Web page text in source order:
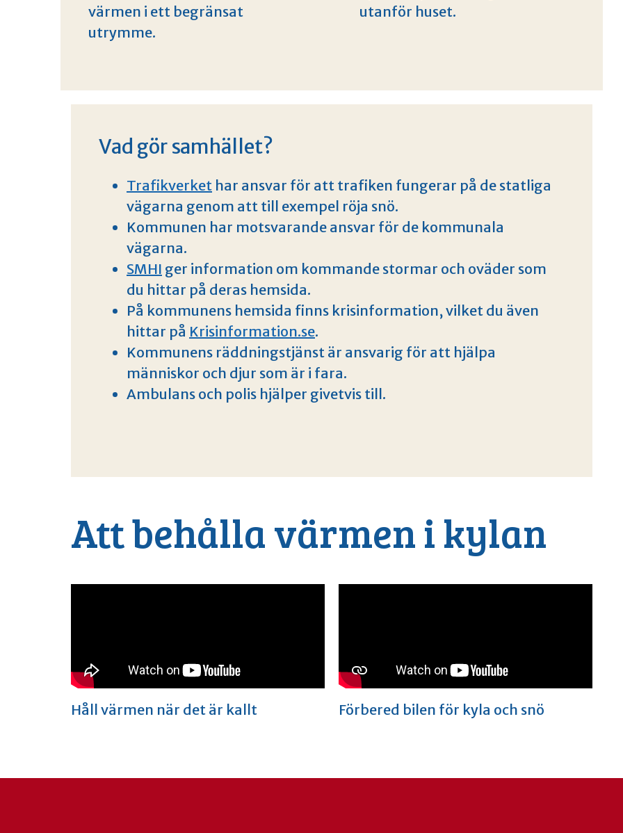
värmen i ett begränsat
utrymme.
utanför huset.
Vad gör samhället?
Trafikverket har ansvar för att trafiken fungerar på de statliga
vägarna genom att till exempel röja snö.
Kommunen har motsvarande ansvar för de kommunala
vägarna.
SMHI ger information om kommande stormar och oväder som
du hittar på deras hemsida.
På kommunens hemsida finns krisinformation, vilket du även
hittar på Krisinformation.se.
Kommunens räddningstjänst är ansvarig för att hjälpa
människor och djur som är i fara.
Ambulans och polis hjälper givetvis till.
Att behålla värmen i kylan
Håll värmen när det är kallt Förbered bilen för kyla och snö